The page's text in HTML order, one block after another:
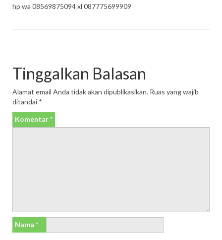
hp wa 08569875094 xl 087775699909
Tinggalkan Balasan
Alamat email Anda tidak akan dipublikasikan. Ruas yang wajib
ditandai *
Komentar*
Nama *